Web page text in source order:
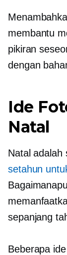
membantu
pikiran
dengan
Ide
Natal
Natal adalah
setahun
sepanjang
Beberapa